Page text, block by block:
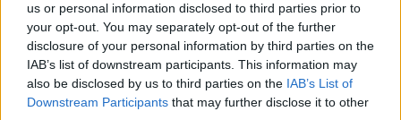
us or personal information disclosed to third parties prior to
your opt-out. You may separately opt-out of the further
disclosure of your personal information by third parties on the
IAB’s list of downstream participants. This information may
also be disclosed by us to third parties on the IAB’s List of
Downstream Participants that may further disclose it to other